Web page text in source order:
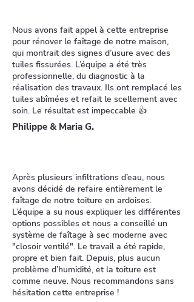
Nous avons fait appel à cette entreprise
pour rénover le faîtage de notre maison,
qui montrait des signes d’usure avec des
tuiles fissurées. L’équipe a été très
professionnelle, du diagnostic à la
réalisation des travaux. Ils ont remplacé les
tuiles abîmées et refait le scellement avec
soin. Le résultat est impeccable 👍
Philippe & Maria G.
Après plusieurs infiltrations d’eau, nous
avons décidé de refaire entièrement le
faîtage de notre toiture en ardoises.
L’équipe a su nous expliquer les différentes
options possibles et nous a conseillé un
système de faîtage à sec moderne avec
"closoir ventilé". Le travail a été rapide,
propre et bien fait. Depuis, plus aucun
problème d’humidité, et la toiture est
comme neuve. Nous recommandons sans
hésitation cette entreprise !